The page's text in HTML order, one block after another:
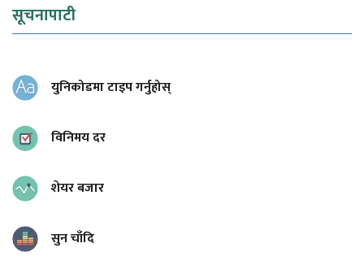
सूचनापाटी
युनिकोडमा टाइप गर्नुहोस्
विनिमय दर
शेयर बजार
सुन चाँदि